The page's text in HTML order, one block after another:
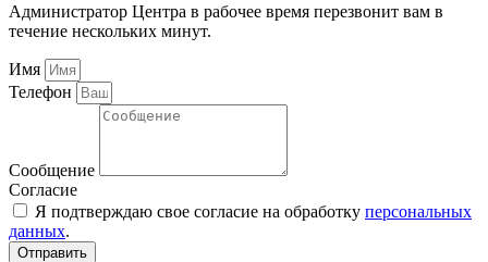
Администратор Центра в рабочее время перезвонит вам в
течение нескольких минут.
Имя
Телефон
Сообщение
Согласие
Я подтверждаю свое согласие на обработку персональных
данных.
Отправить